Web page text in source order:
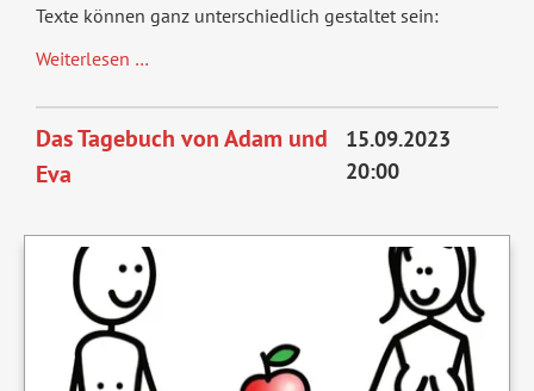
Texte können ganz unterschiedlich gestaltet sein:
Weiterlesen …
&
Freunde:
Talk
Das Tagebuch von Adam und
Eva
15.09.2023
20:00